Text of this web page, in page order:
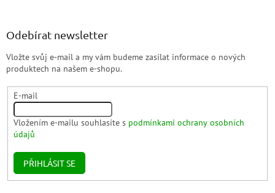
Odebírat newsletter
Vložte svůj e-mail a my vám budeme zasílat informace o nových
produktech na našem e-shopu.
E-mail
Vložením e-mailu souhlasíte s podmínkami ochrany osobních
údajů
PŘIHLÁSIT SE